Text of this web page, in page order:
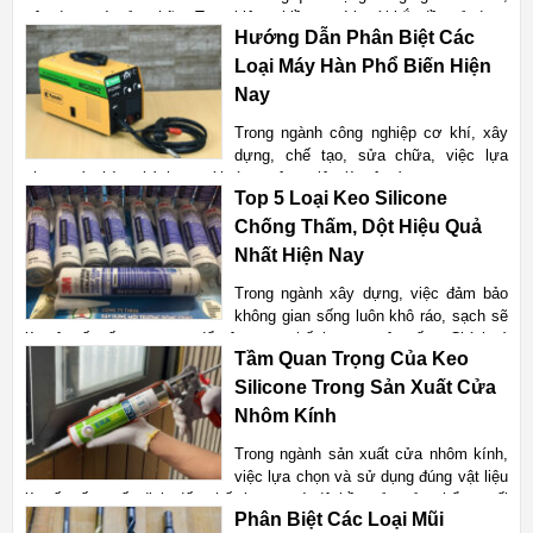
xây dựng và sửa chữa. Tuy nhiên, nhiều người mới bắt đầu sử dụng
các công cụ này thường hay nhầm lẫn giữa chúng. Sự khác biệt
giữa đá cắt và đá mài không chỉ nằm ở chức năng
Hướng Dẫn Phân Biệt Các
Loại Máy Hàn Phổ Biến Hiện
Nay
Trong ngành công nghiệp cơ khí, xây
dựng, chế tạo, sửa chữa, việc lựa
chọn máy hàn phù hợp với từng công việc là vô cùng quan trọng.
Các loại máy hàn hiện nay có thể chia thành nhiều loại với tính năng,
cấu tạo khác nhau. Việc hiểu rõ các loại máy hà
Top 5 Loại Keo Silicone
Chống Thấm, Dột Hiệu Quả
Nhất Hiện Nay
Trong ngành xây dựng, việc đảm bảo
không gian sống luôn khô ráo, sạch sẽ
là một yếu tố quan trọng để nâng cao chất lượng cuộc sống. Chính vì
vậy, keo silicone chống thấm, dột đã trở thành một sản phẩm không
thể thiếu trong mọi công trình, đặc biệt là
Tầm Quan Trọng Của Keo
Silicone Trong Sản Xuất Cửa
Nhôm Kính
Trong ngành sản xuất cửa nhôm kính,
việc lựa chọn và sử dụng đúng vật liệu
là yếu tố quyết định đến chất lượng và độ bền của sản phẩm cuối
cùng. Một trong những vật liệu không thể thiếu trong quá trình này
Phân Biệt Các Loại Mũi